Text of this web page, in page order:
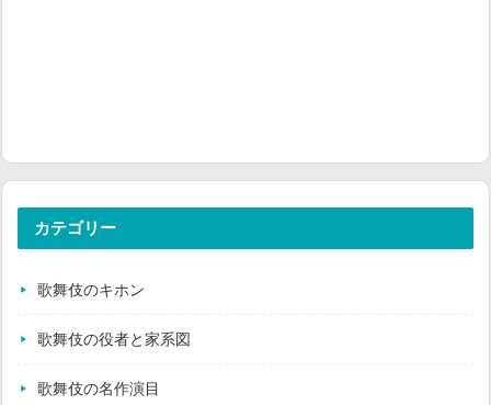
カテゴリー
歌舞伎のキホン
歌舞伎の役者と家系図
歌舞伎の名作演目